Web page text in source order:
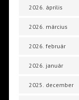
2026. április
2026. március
2026. február
2026. január
2025. december